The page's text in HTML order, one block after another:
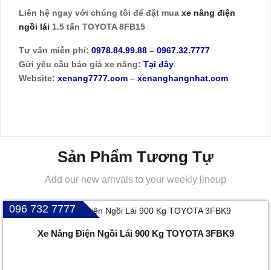
Liên hệ ngay với chúng tôi để đặt mua xe nâng điện
ngồi lái 1.5 tấn TOYOTA 8FB15
Tư vấn miễn phí: 0978.84.99.88 – 0967.32.7777
Gửi yêu cầu báo giá xe nâng: Tại đây
Website: xenang7777.com – xenanghangnhat.com
Sản Phẩm Tương Tự
Add our new arrivals to your weekly lineup
096 732 7777
Xe Nâng Điện Ngồi Lái 900 Kg TOYOTA 3FBK9